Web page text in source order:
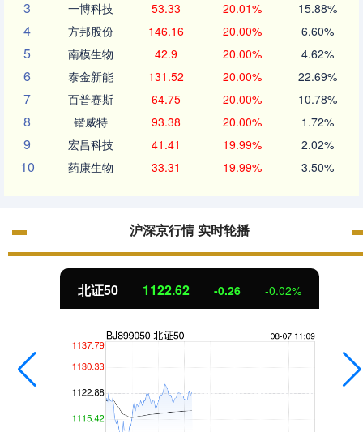
3 一博科技 53.33 20.01% 15.88%
4 方邦股份 146.16 20.00% 6.60%
5 南模生物 42.9 20.00% 4.62%
6 泰金新能 131.52 20.00% 22.69%
7 百普赛斯 64.75 20.00% 10.78%
8 锴威特 93.38 20.00% 1.72%
9 宏昌科技 41.41 19.99% 2.02%
10 药康生物 33.31 19.99% 3.50%
沪深京行情 实时轮播
北证50 1122.62 -0.26 -0.02%